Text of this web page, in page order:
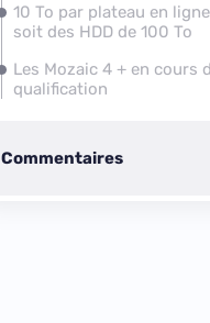
10 To par plateau en
soit des HDD de 100 To
Les Mozaic 4 + en cours
qualification
Commentaires